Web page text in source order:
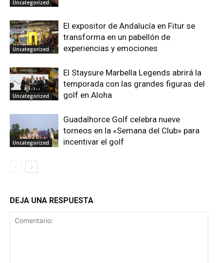
Uncategorized
Uncategorized
El expositor de Andalucía en Fitur se
transforma en un pabellón de
experiencias y emociones
Uncategorized
El Staysure Marbella Legends abrirá la
temporada con las grandes figuras del
golf en Aloha
Uncategorized
Guadalhorce Golf celebra nueve
torneos en la «Semana del Club» para
incentivar el golf
DEJA UNA RESPUESTA